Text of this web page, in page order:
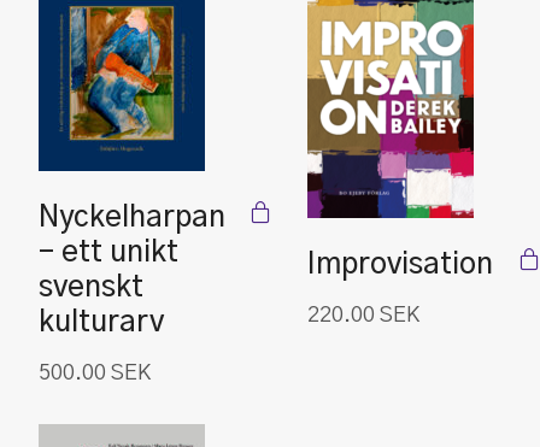
Nyckelharpan
– ett unikt
svenskt
kulturarv
500.00 SEK
Improvisation
220.00 SEK